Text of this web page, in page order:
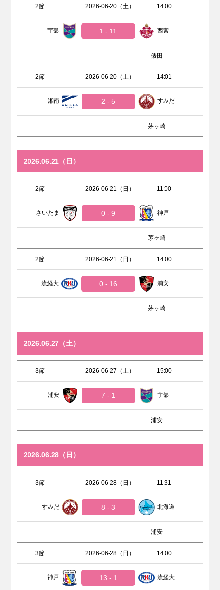
2節 2026-06-20（土） 14:00
宇部 1 - 11 西宮
俵田
2節 2026-06-20（土） 14:01
湘南 2 - 5 すみだ
茅ヶ崎
2026.06.21（日）
2節 2026-06-21（日） 11:00
さいたま 0 - 9 神戸
茅ヶ崎
2節 2026-06-21（日） 14:00
流経大 0 - 16 浦安
茅ヶ崎
2026.06.27（土）
3節 2026-06-27（土） 15:00
浦安 7 - 1 宇部
浦安
2026.06.28（日）
3節 2026-06-28（日） 11:31
すみだ 8 - 3 北海道
浦安
3節 2026-06-28（日） 14:00
神戸 13 - 1 流経大